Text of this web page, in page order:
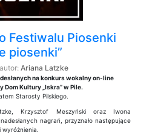
Festiwalu Piosenki
piosenki”
autor: Ariana Latzke
na konkurs wokalny on-line
Kultury „Iskra” w Pile.
Starosty Pilskiego.
Krzysztof Meszyński oraz Iwona
nagrań, przyznało następujące
wyróżnienia.